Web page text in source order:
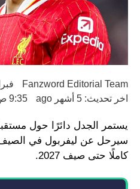
Fanzword Editorial Team
فبراير
اخر تحديث: 5 أشهر ago
9:35 ص
يستمر الجدل دائرًا حول
سيرحل عن ليفربول في
كاملًا حتى صيف 2027.